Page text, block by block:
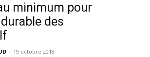
minimum pour
des
- 19 octobre 2018